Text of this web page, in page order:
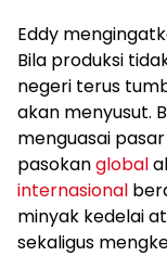
Eddy
Bila produksi
negeri terus
akan menyusut.
menguasai
pasokanglobal
internasional
minyak kedelai
sekaligus